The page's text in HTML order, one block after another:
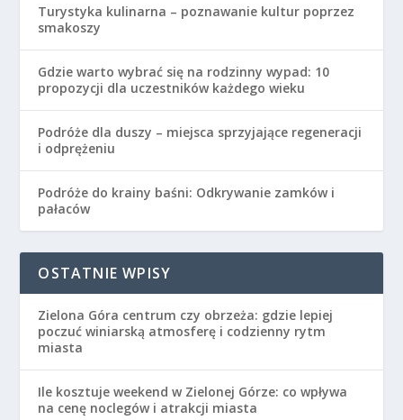
Turystyka kulinarna – poznawanie kultur poprzez
smakoszy
Gdzie warto wybrać się na rodzinny wypad: 10
propozycji dla uczestników każdego wieku
Podróże dla duszy – miejsca sprzyjające regeneracji
i odprężeniu
Podróże do krainy baśni: Odkrywanie zamków i
pałaców
OSTATNIE WPISY
Zielona Góra centrum czy obrzeża: gdzie lepiej
poczuć winiarską atmosferę i codzienny rytm
miasta
Ile kosztuje weekend w Zielonej Górze: co wpływa
na cenę noclegów i atrakcji miasta